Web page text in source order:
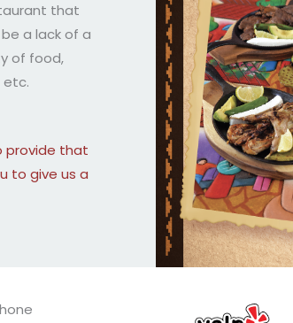
that
a lack of a
of food,
provide that
to give us a